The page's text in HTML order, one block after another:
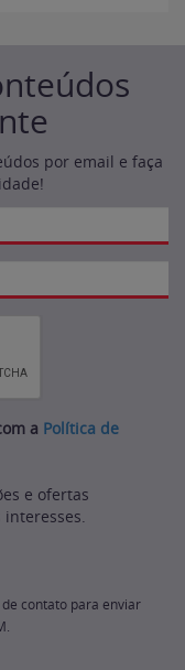
por email e faça
a Política de
e ofertas
interesses.
contato para enviar